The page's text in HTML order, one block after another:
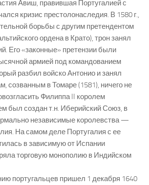
Авиш, правившая Португалией с
кризис престолонаследия. В 1580 г.,
борьбы с другим претендентом
ордена в Крато), трон занял
Его «законные» претензии были
армией под командованием
разбил войско Антонио и занял
созванным в Томаре (1581), ничего не
Филиппа II королем
был создан т.н. Иберийский Союз, в
независимые королевства —
На самом деле Португалия с ее
в зависимую от Испании
торговую монополию в Индийском
португальцев пришел 1 декабря 1640